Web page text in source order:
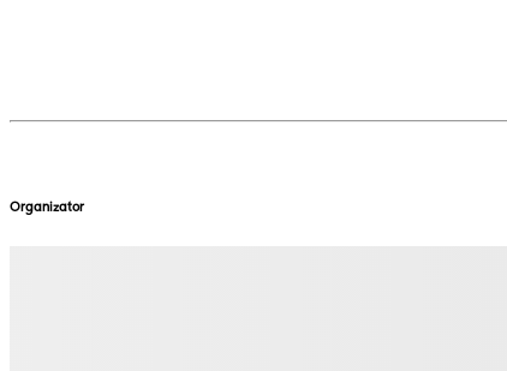
Organizator